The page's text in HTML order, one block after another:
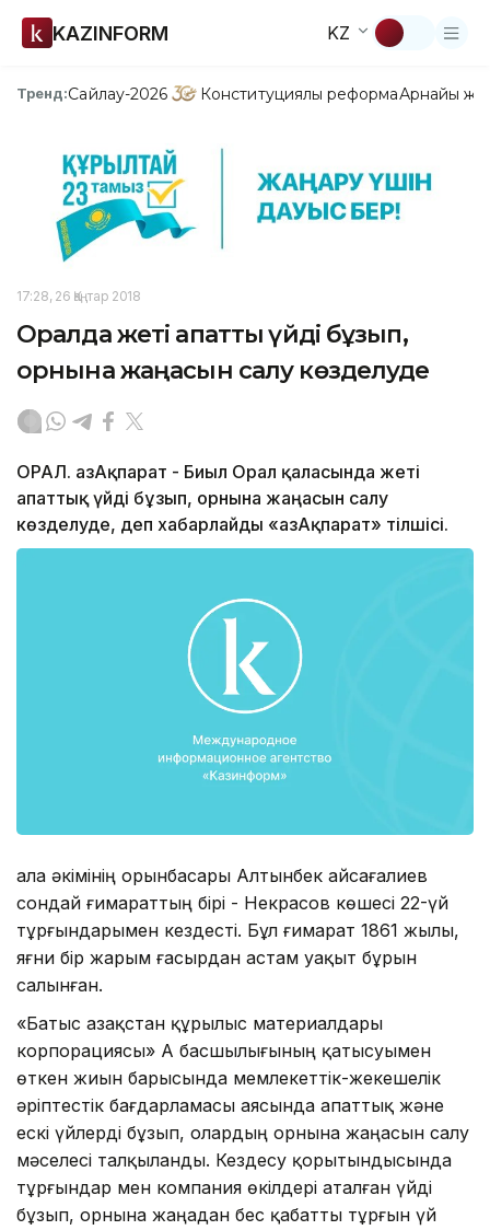
KAZINFORM KZ
Тренд:Сайлау-2026 Конституциялық реформаАрнайы
17:28, 26 Қаңтар 2018
Оралда жеті апаттық үйді бұзып,
орнына жаңасын салу көзделуде
ОРАЛ. ҚазАқпарат - Биыл Орал қаласында жеті
апаттық үйді бұзып, орнына жаңасын салу
көзделуде, деп хабарлайды «ҚазАқпарат» тілшісі.
Қала әкімінің орынбасары Алтынбек Қайсағалиев
сондай ғимараттың бірі - Некрасов көшесі 22-үй
тұрғындарымен кездесті. Бұл ғимарат 1861 жылы,
яғни бір жарым ғасырдан астам уақыт бұрын
салынған.
«Батыс Қазақстан құрылыс материалдары
корпорациясы» АҚ басшылығының қатысуымен
өткен жиын барысында мемлекеттік-жекешелік
әріптестік бағдарламасы аясында апаттық және
ескі үйлерді бұзып, олардың орнына жаңасын салу
мәселесі талқыланды. Кездесу қорытындысында
тұрғындар мен компания өкілдері аталған үйді
бұзып, орнына жаңадан бес қабатты тұрғын үй